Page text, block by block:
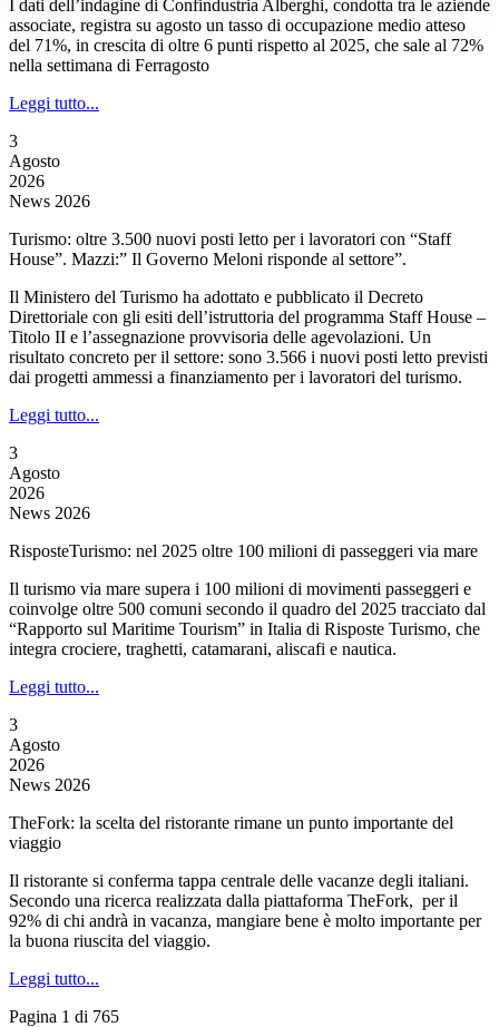
I dati dell’indagine di Confindustria Alberghi, condotta tra le aziende
associate, registra su agosto un tasso di occupazione medio atteso
del 71%, in crescita di oltre 6 punti rispetto al 2025, che sale al 72%
nella settimana di Ferragosto
Leggi tutto...
3
Agosto
2026
News 2026
Turismo: oltre 3.500 nuovi posti letto per i lavoratori con “Staff
House”. Mazzi:” Il Governo Meloni risponde al settore”.
Il Ministero del Turismo ha adottato e pubblicato il Decreto
Direttoriale con gli esiti dell’istruttoria del programma Staff House –
Titolo II e l’assegnazione provvisoria delle agevolazioni. Un
risultato concreto per il settore: sono 3.566 i nuovi posti letto previsti
dai progetti ammessi a finanziamento per i lavoratori del turismo.
Leggi tutto...
3
Agosto
2026
News 2026
RisposteTurismo: nel 2025 oltre 100 milioni di passeggeri via mare
Il turismo via mare supera i 100 milioni di movimenti passeggeri e
coinvolge oltre 500 comuni secondo il quadro del 2025 tracciato dal
“Rapporto sul Maritime Tourism” in Italia di Risposte Turismo, che
integra crociere, traghetti, catamarani, aliscafi e nautica.
Leggi tutto...
3
Agosto
2026
News 2026
TheFork: la scelta del ristorante rimane un punto importante del
viaggio
Il ristorante si conferma tappa centrale delle vacanze degli italiani.
Secondo una ricerca realizzata dalla piattaforma TheFork, per il
92% di chi andrà in vacanza, mangiare bene è molto importante per
la buona riuscita del viaggio.
Leggi tutto...
Pagina 1 di 765